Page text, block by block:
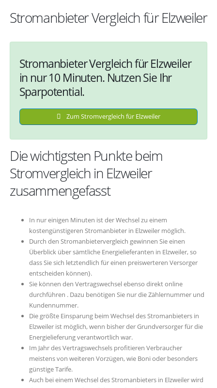
Stromanbieter Vergleich für Elzweiler
Stromanbieter Vergleich für Elzweiler
in nur 10 Minuten. Nutzen Sie Ihr
Sparpotential.
Zum Stromvergleich für Elzweiler
Die wichtigsten Punkte beim
Stromvergleich in Elzweiler
zusammengefasst
In nur einigen Minuten ist der Wechsel zu einem
kostengünstigeren Stromanbieter in Elzweiler möglich.
Durch den Stromanbietervergleich gewinnen Sie einen
Überblick über sämtliche Energielieferanten in Elzweiler, so
dass Sie sich letztendlich für einen preiswerteren Versorger
entscheiden können}.
Sie können den Vertragswechsel ebenso direkt online
durchführen . Dazu benötigen Sie nur die Zählernummer und
Kundennummer.
Die größte Einsparung beim Wechsel des Stromanbieters in
Elzweiler ist möglich, wenn bisher der Grundversorger für die
Energielieferung verantwortlich war.
Im Jahr des Vertragswechsels profitieren Verbraucher
meistens von weiteren Vorzügen, wie Boni oder besonders
günstige Tarife.
Auch bei einem Wechsel des Stromanbieters in Elzweiler wird